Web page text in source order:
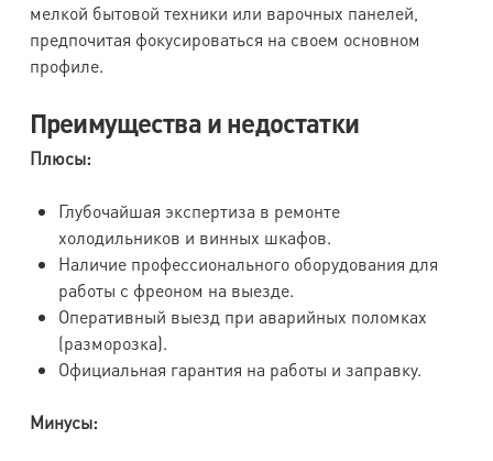
мелкой бытовой техники или варочных панелей,
предпочитая фокусироваться на своем основном
профиле.
Преимущества и недостатки
Плюсы:
Глубочайшая экспертиза в ремонте
холодильников и винных шкафов.
Наличие профессионального оборудования для
работы с фреоном на выезде.
Оперативный выезд при аварийных поломках
(разморозка).
Официальная гарантия на работы и заправку.
Минусы: